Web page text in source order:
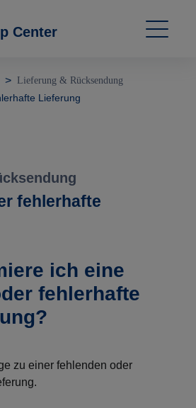
Center
Lieferung & Rücksendung
Lieferung
fehlerhafte
ich eine
fehlerhafte
zu einer fehlenden oder